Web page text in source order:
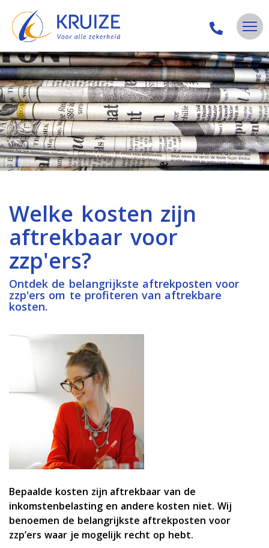
Welke kosten zijn
aftrekbaar voor
zzp'ers?
Ontdek de belangrijkste aftrekposten voor
zzp'ers om te profiteren van aftrekbare
kosten.
Bepaalde kosten zijn aftrekbaar van de
inkomstenbelasting en andere kosten niet. Wij
benoemen de belangrijkste aftrekposten voor
zzp’ers waar je mogelijk recht op hebt.